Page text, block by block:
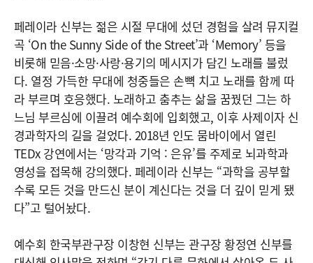
페레이라 신부는 젊은 시절 무대에 섰던 경험을 살려 뮤지컬
곡 ‘On the Sunny Side of the Street’과 ‘Memory’ 등을
비롯해 믿음·소망·사랑·용기의 메시지가 담긴 노래를 불렀
다. 열정 가득한 무대에 청중들은 손뼉 치고 노래를 함께 따
라 부르며 호응했다. 노래하고 춤추는 삶을 꿈꿨던 그는 하
느님 부르심에 이끌려 예수회에 입회했고, 이후 사제이자 신
경과학자의 길을 걸었다. 2018년 인도 뭄바이에서 열린
TEDx 강연에서는 ‘망각과 기억 : 은유’를 주제로 뇌과학과
영성을 접목해 강의했다. 페레이라 신부는 “과학을 공부할
수록 모든 것을 만드신 분이 계신다는 것을 더 깊이 믿게 됐
다”고 털어놨다.
예수회 한국부관구장 이창현 신부는 관구장 황정연 신부를